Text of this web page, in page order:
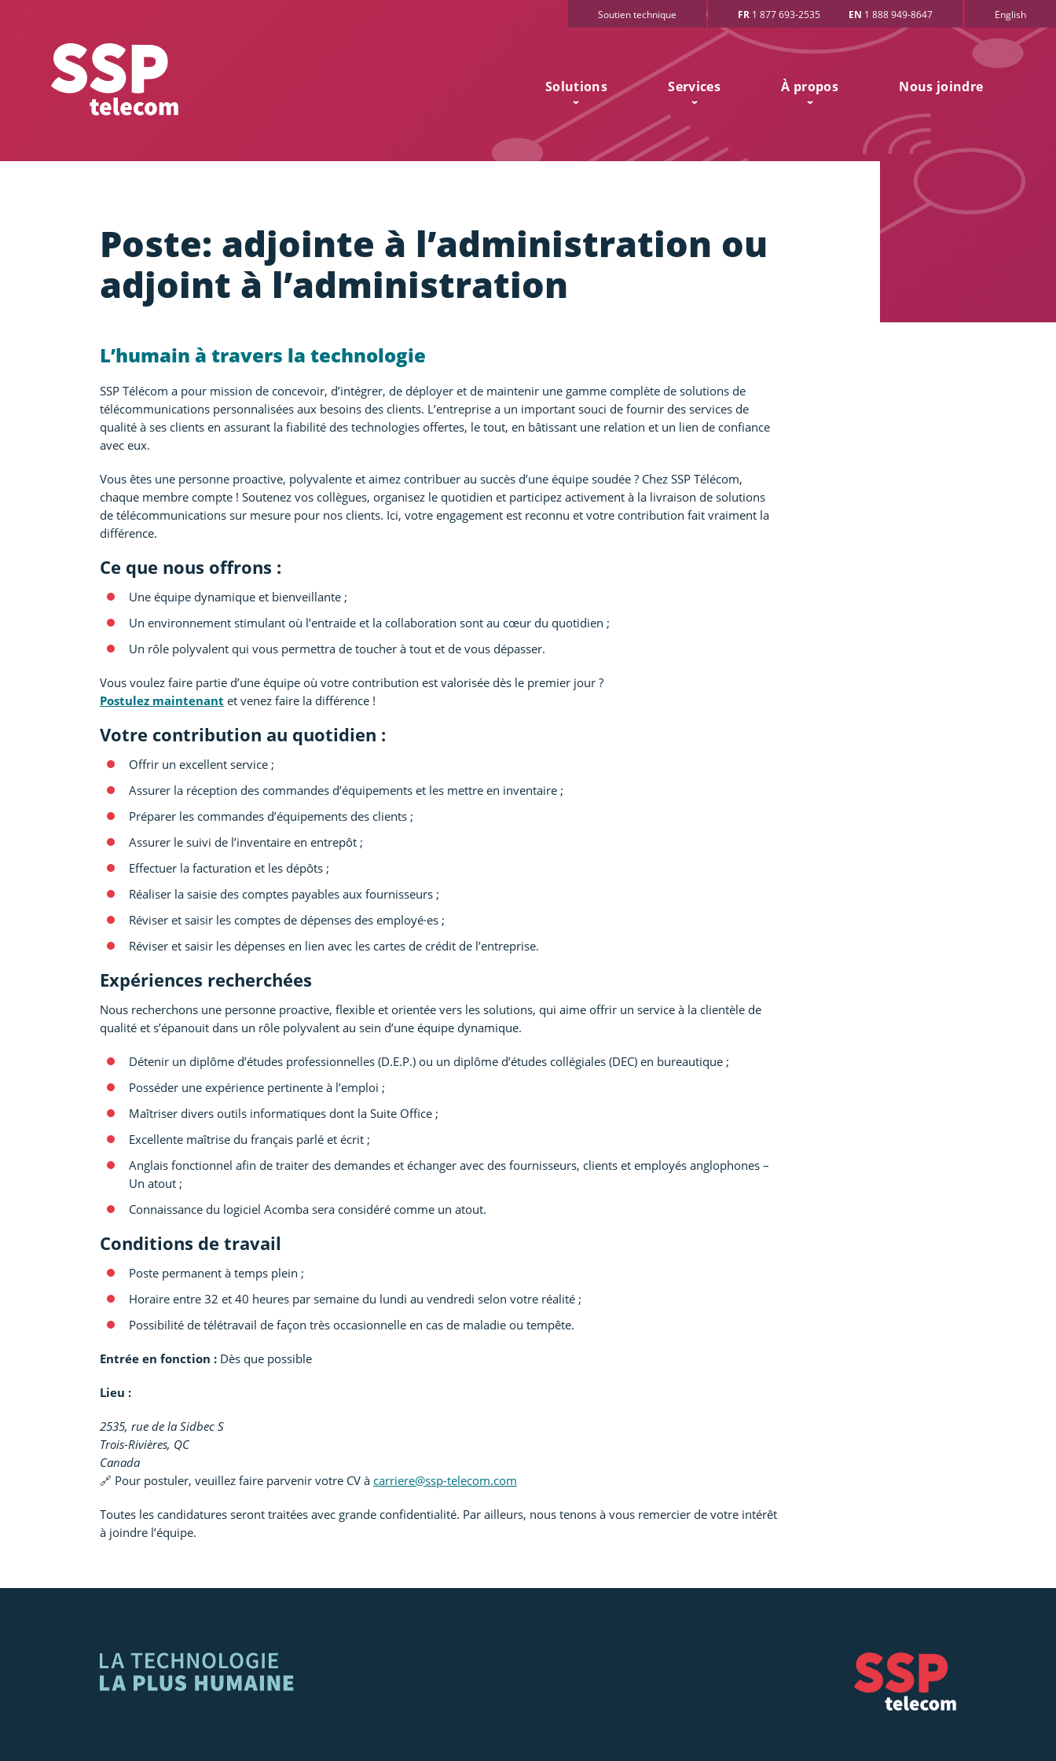
Soutien technique FR 1 877 693-2535 EN 1 888 949-8647 English
Solutions Services À propos Nous joindre
Poste: adjointe à l’administration ou
adjoint à l’administration
L’humain à travers la technologie
SSP Télécom a pour mission de concevoir, d’intégrer, de déployer et de maintenir une gamme complète de solutions de
télécommunications personnalisées aux besoins des clients. L’entreprise a un important souci de fournir des services de
qualité à ses clients en assurant la fiabilité des technologies offertes, le tout, en bâtissant une relation et un lien de confiance
avec eux.
Vous êtes une personne proactive, polyvalente et aimez contribuer au succès d’une équipe soudée ? Chez SSP Télécom,
chaque membre compte ! Soutenez vos collègues, organisez le quotidien et participez activement à la livraison de solutions
de télécommunications sur mesure pour nos clients. Ici, votre engagement est reconnu et votre contribution fait vraiment la
différence.
Ce que nous offrons :
Une équipe dynamique et bienveillante ;
Un environnement stimulant où l’entraide et la collaboration sont au cœur du quotidien ;
Un rôle polyvalent qui vous permettra de toucher à tout et de vous dépasser.
Vous voulez faire partie d’une équipe où votre contribution est valorisée dès le premier jour ?
Postulez maintenant et venez faire la différence !
Votre contribution au quotidien :
Offrir un excellent service ;
Assurer la réception des commandes d’équipements et les mettre en inventaire ;
Préparer les commandes d’équipements des clients ;
Assurer le suivi de l’inventaire en entrepôt ;
Effectuer la facturation et les dépôts ;
Réaliser la saisie des comptes payables aux fournisseurs ;
Réviser et saisir les comptes de dépenses des employé·es ;
Réviser et saisir les dépenses en lien avec les cartes de crédit de l’entreprise.
Expériences recherchées
Nous recherchons une personne proactive, flexible et orientée vers les solutions, qui aime offrir un service à la clientèle de
qualité et s’épanouit dans un rôle polyvalent au sein d’une équipe dynamique.
Détenir un diplôme d’études professionnelles (D.E.P.) ou un diplôme d’études collégiales (DEC) en bureautique ;
Posséder une expérience pertinente à l’emploi ;
Maîtriser divers outils informatiques dont la Suite Office ;
Excellente maîtrise du français parlé et écrit ;
Anglais fonctionnel afin de traiter des demandes et échanger avec des fournisseurs, clients et employés anglophones –
Un atout ;
Connaissance du logiciel Acomba sera considéré comme un atout.
Conditions de travail
Poste permanent à temps plein ;
Horaire entre 32 et 40 heures par semaine du lundi au vendredi selon votre réalité ;
Possibilité de télétravail de façon très occasionnelle en cas de maladie ou tempête.
Entrée en fonction : Dès que possible
Lieu :
2535, rue de la Sidbec S
Trois-Rivières, QC
Canada
🔗 Pour postuler, veuillez faire parvenir votre CV à carriere@ssp-telecom.com
Toutes les candidatures seront traitées avec grande confidentialité. Par ailleurs, nous tenons à vous remercier de votre intérêt
à joindre l’équipe.